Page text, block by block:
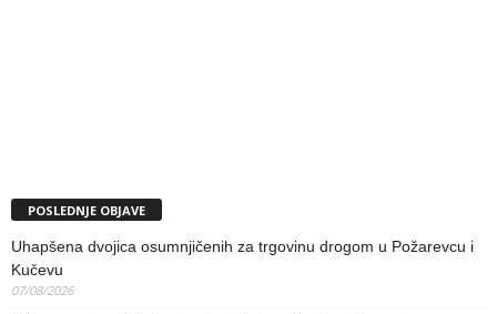
POSLEDNJE OBJAVE
Uhapšena dvojica osumnjičenih za trgovinu drogom u Požarevcu i
Kučevu
07/08/2026